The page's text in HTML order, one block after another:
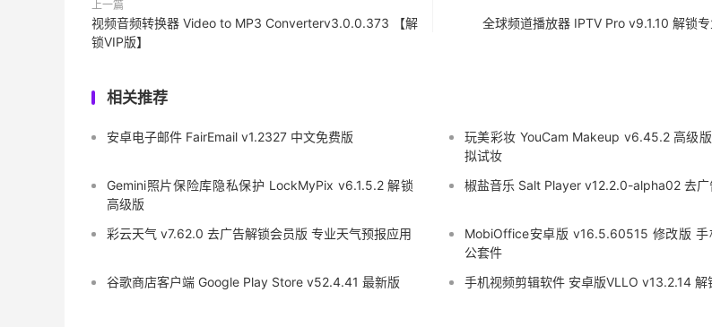
上一篇
视频音频转换器 Video to MP3 Converterv3.0.0.373 【解
锁VIP版】
全球频道播放器 IPTV Pro v9.1.10 解锁
相关推荐
安卓电子邮件 FairEmail v1.2327 中文免费版
玩美彩妆 YouCam Makeup v6.45.2 高级
拟试妆
Gemini照片保险库隐私保护 LockMyPix v6.1.5.2 解锁
高级版
椒盐音乐 Salt Player v12.2.0-alpha02 去广
彩云天气 v7.62.0 去广告解锁会员版 专业天气预报应用
MobiOffice安卓版 v16.5.60515 修改版
公套件
谷歌商店客户端 Google Play Store v52.4.41 最新版
手机视频剪辑软件 安卓版VLLO v13.2.14 解